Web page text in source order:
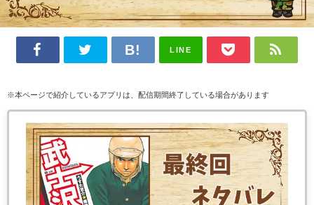
LINE
※本ページで紹介しているアプリは、配信期間終了している場合があります